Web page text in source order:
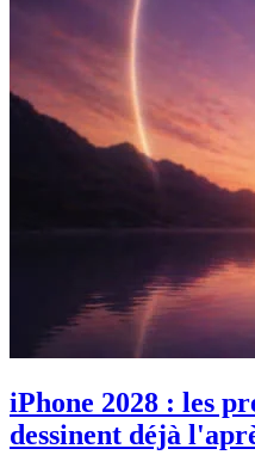
iPhone 2028 : les
dessinent déjà